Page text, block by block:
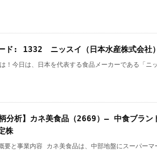
ド: 1332 ニッスイ（日本水産株式会社
！今日は、日本を代表する食品メーカーである「
柄分析】カネ美食品（2669）— 中食ブラン
株
要と事業内容 カネ美食品は、中部地盤にスーパー